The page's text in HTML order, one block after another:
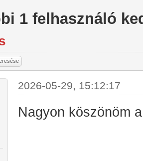
1 felhasználó
2026-05-29, 15:12:17
Nagyon köszönöm